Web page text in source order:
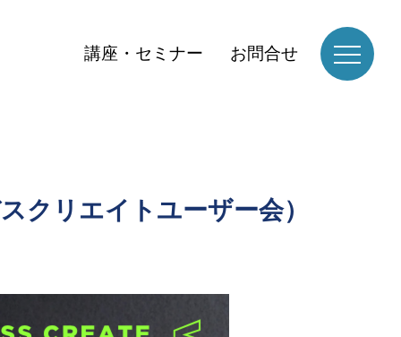
講座・セミナー お問合せ
クリエイトユーザー会）